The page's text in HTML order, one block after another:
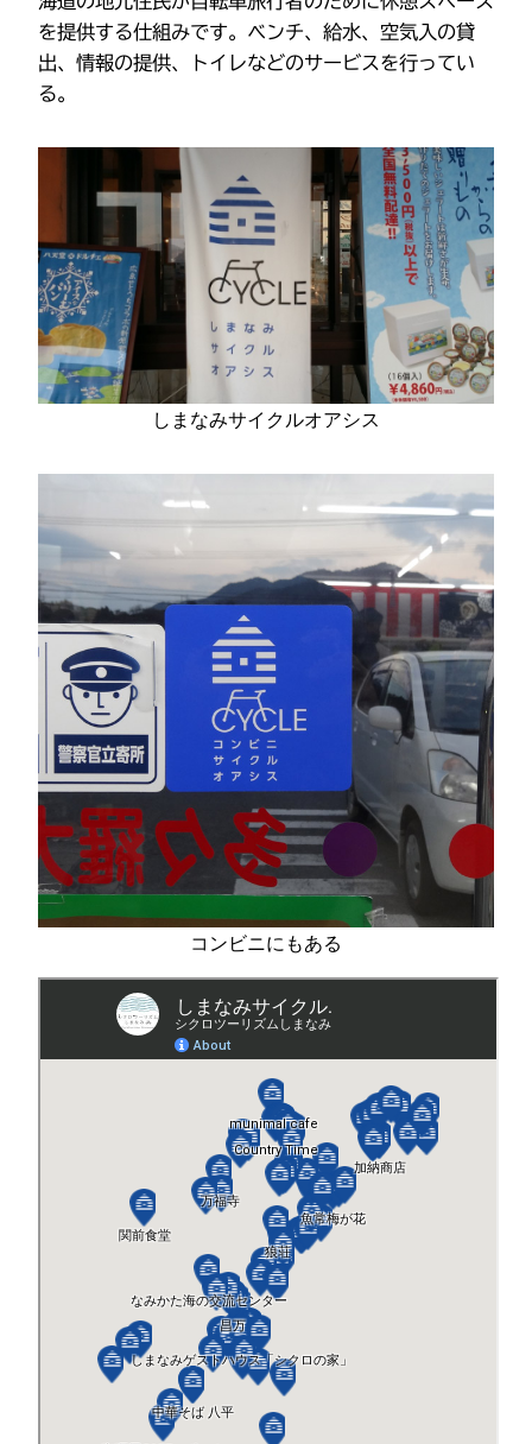
を提供する仕組みです。ベンチ、給水、空気入の貸
出、情報の提供、トイレなどのサービスを行ってい
る。
しまなみサイクルオアシス
コンビニにもある